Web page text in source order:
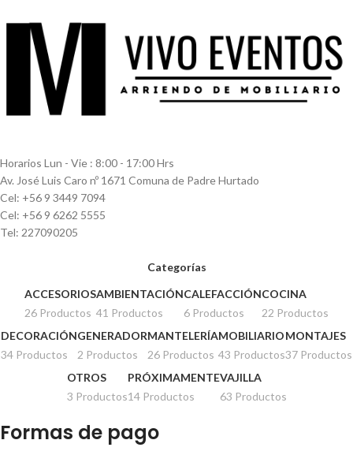
Horarios Lun - Vie : 8:00 - 17:00 Hrs
Av. José Luis Caro nº 1671 Comuna de Padre Hurtado
Cel: +56 9 3449 7094
Cel: +56 9 6262 5555
Tel: 227090205
Categorías
ACCESORIOS
26 Productos
AMBIENTACIÓN
41 Productos
CALEFACCIÓN
6 Productos
COCINA
22 Productos
DECORACIÓN
34 Productos
GENERADOR
2 Productos
MANTELERÍA
26 Productos
MOBILIARIO
43 Productos
MONTAJES
37 Productos
OTROS
3 Productos
PRÓXIMAMENTE
14 Productos
VAJILLA
63 Productos
Formas de pago